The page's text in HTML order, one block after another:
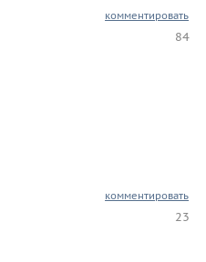
комментировать
84
комментировать
23